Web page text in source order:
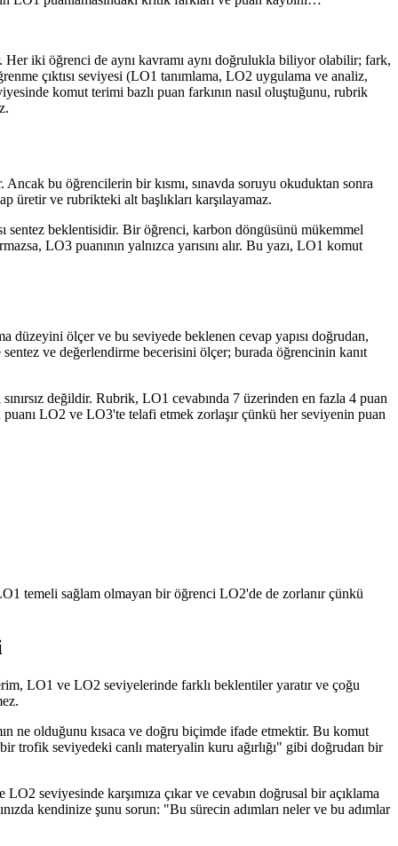
Her iki öğrenci de aynı kavramı aynı doğrulukla biliyor olabilir; fark,
çıktısı seviyesi (LO1 tanımlama, LO2 uygulama ve analiz,
komut terimi bazlı puan farkının nasıl oluştuğunu, rubrik
bu öğrencilerin bir kısmı, sınavda soruyu okuduktan sonra
üretir ve rubrikteki alt başlıkları karşılayamaz.
beklentisidir. Bir öğrenci, karbon döngüsünü mükemmel
LO3 puanının yalnızca yarısını alır. Bu yazı, LO1 komut
düzeyini ölçer ve bu seviyede beklenen cevap yapısı doğrudan,
ve değerlendirme becerisini ölçer; burada öğrencinin kanıt
değildir. Rubrik, LO1 cevabında 7 üzerinden en fazla 4 puan
LO2 ve LO3'te telafi etmek zorlaşır çünkü her seviyenin puan
temeli sağlam olmayan bir öğrenci LO2'de de zorlanır çünkü
LO1 ve LO2 seviyelerinde farklı beklentiler yaratır ve çoğu
ne olduğunu kısaca ve doğru biçimde ifade etmektir. Bu komut
trofik seviyedeki canlı materyalin kuru ağırlığı" gibi doğrudan bir
seviyesinde karşımıza çıkar ve cevabın doğrusal bir açıklama
kendinize şunu sorun: "Bu sürecin adımları neler ve bu adımlar